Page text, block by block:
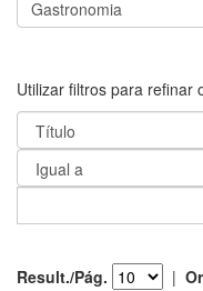
Utilizar filtros para refinar
Result./Pág. |